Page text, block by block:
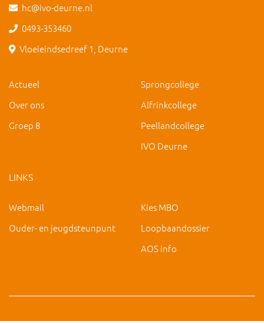
hc@ivo-deurne.nl
0493-353460
Vloeieindsedreef 1, Deurne
Actueel
Over ons
Groep 8
Sprongcollege
Alfrinkcollege
Peellandcollege
IVO Deurne
LINKS
Webmail
Ouder- en jeugdsteunpunt
Kies MBO
Loopbaandossier
AOS info